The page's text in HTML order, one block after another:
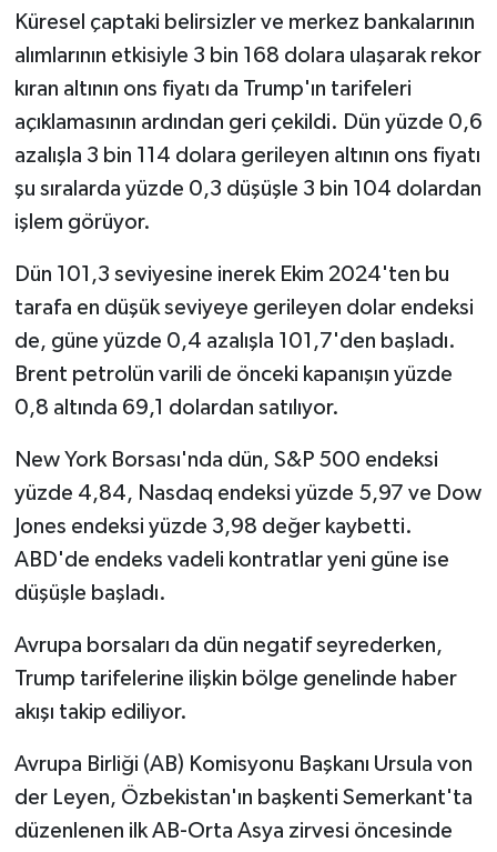
Küresel çaptaki belirsizler ve merkez bankalarının
alımlarının etkisiyle 3 bin 168 dolara ulaşarak rekor
kıran altının ons fiyatı da Trump'ın tarifeleri
açıklamasının ardından geri çekildi. Dün yüzde 0,6
azalışla 3 bin 114 dolara gerileyen altının ons fiyatı
şu sıralarda yüzde 0,3 düşüşle 3 bin 104 dolardan
işlem görüyor.
Dün 101,3 seviyesine inerek Ekim 2024'ten bu
tarafa en düşük seviyeye gerileyen dolar endeksi
de, güne yüzde 0,4 azalışla 101,7'den başladı.
Brent petrolün varili de önceki kapanışın yüzde
0,8 altında 69,1 dolardan satılıyor.
New York Borsası'nda dün, S&P 500 endeksi
yüzde 4,84, Nasdaq endeksi yüzde 5,97 ve Dow
Jones endeksi yüzde 3,98 değer kaybetti.
ABD'de endeks vadeli kontratlar yeni güne ise
düşüşle başladı.
Avrupa borsaları da dün negatif seyrederken,
Trump tarifelerine ilişkin bölge genelinde haber
akışı takip ediliyor.
Avrupa Birliği (AB) Komisyonu Başkanı Ursula von
der Leyen, Özbekistan'ın başkenti Semerkant'ta
düzenlenen ilk AB-Orta Asya zirvesi öncesinde